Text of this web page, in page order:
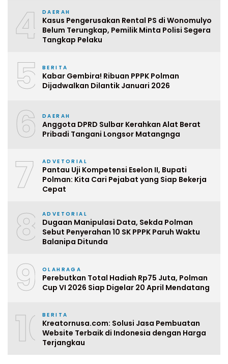
4 DAERAH
Kasus Pengerusakan Rental PS di Wonomulyo
Belum Terungkap, Pemilik Minta Polisi Segera
Tangkap Pelaku
5 BERITA
Kabar Gembira! Ribuan PPPK Polman
Dijadwalkan Dilantik Januari 2026
6 DAERAH
Anggota DPRD Sulbar Kerahkan Alat Berat
Pribadi Tangani Longsor Matangnga
7 ADVETORIAL
Pantau Uji Kompetensi Eselon II, Bupati
Polman: Kita Cari Pejabat yang Siap Bekerja
Cepat
8 ADVETORIAL
Dugaan Manipulasi Data, Sekda Polman
Sebut Penyerahan 10 SK PPPK Paruh Waktu
Balanipa Ditunda
9 OLAHRAGA
Perebutkan Total Hadiah Rp75 Juta, Polman
Cup VI 2026 Siap Digelar 20 April Mendatang
10BERITA
Kreatornusa.com: Solusi Jasa Pembuatan
Website Terbaik di Indonesia dengan Harga
Terjangkau